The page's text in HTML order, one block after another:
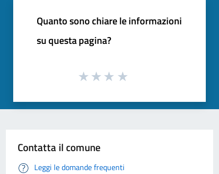
Quanto sono chiare le informazioni
su questa pagina?
Contatta il comune
Leggi le domande frequenti